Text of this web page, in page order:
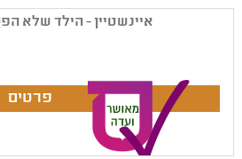
איינשטיין - הילד שלא